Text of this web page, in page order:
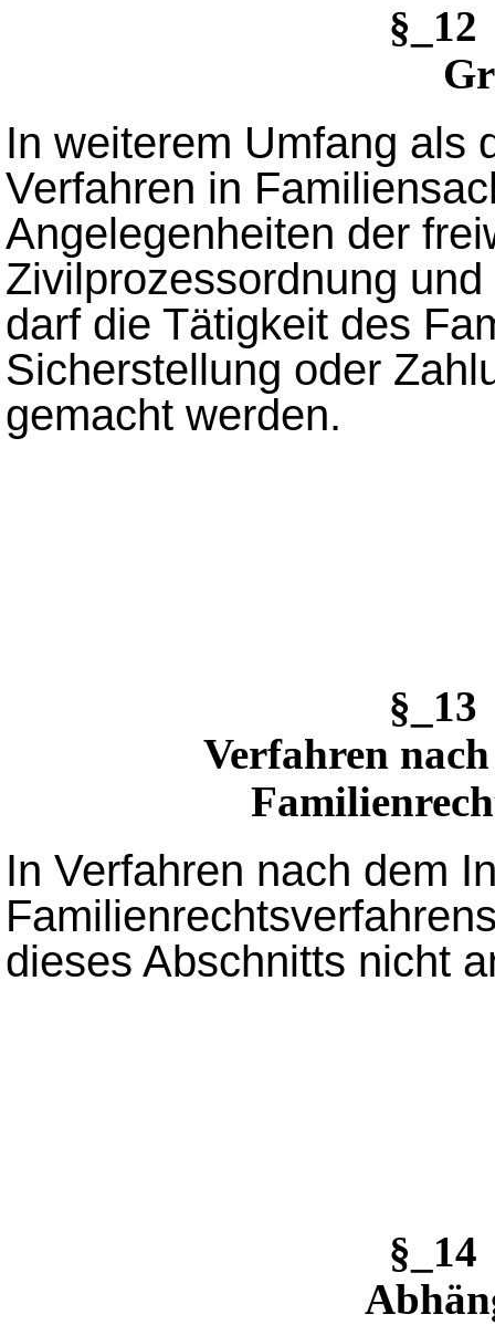
In weiterem Umfang als
Verfahren in
Angelegenheiten der
Zivilprozessordnung
darf die Tätigkeit des
Sicherstellung oder
gemacht werden.
Verfahren
In Verfahren nach dem
dieses Abschnitts nicht